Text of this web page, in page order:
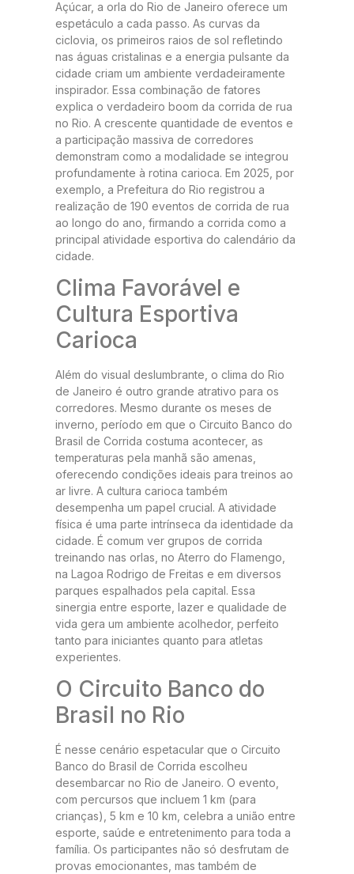
Açúcar, a orla do Rio de Janeiro oferece um
espetáculo a cada passo. As curvas da
ciclovia, os primeiros raios de sol refletindo
nas águas cristalinas e a energia pulsante da
cidade criam um ambiente verdadeiramente
inspirador. Essa combinação de fatores
explica o verdadeiro boom da corrida de rua
no Rio. A crescente quantidade de eventos e
a participação massiva de corredores
demonstram como a modalidade se integrou
profundamente à rotina carioca. Em 2025, por
exemplo, a Prefeitura do Rio registrou a
realização de 190 eventos de corrida de rua
ao longo do ano, firmando a corrida como a
principal atividade esportiva do calendário da
cidade.
Clima Favorável e
Cultura Esportiva
Carioca
Além do visual deslumbrante, o clima do Rio
de Janeiro é outro grande atrativo para os
corredores. Mesmo durante os meses de
inverno, período em que o Circuito Banco do
Brasil de Corrida costuma acontecer, as
temperaturas pela manhã são amenas,
oferecendo condições ideais para treinos ao
ar livre. A cultura carioca também
desempenha um papel crucial. A atividade
física é uma parte intrínseca da identidade da
cidade. É comum ver grupos de corrida
treinando nas orlas, no Aterro do Flamengo,
na Lagoa Rodrigo de Freitas e em diversos
parques espalhados pela capital. Essa
sinergia entre esporte, lazer e qualidade de
vida gera um ambiente acolhedor, perfeito
tanto para iniciantes quanto para atletas
experientes.
O Circuito Banco do
Brasil no Rio
É nesse cenário espetacular que o Circuito
Banco do Brasil de Corrida escolheu
desembarcar no Rio de Janeiro. O evento,
com percursos que incluem 1 km (para
crianças), 5 km e 10 km, celebra a união entre
esporte, saúde e entretenimento para toda a
família. Os participantes não só desfrutam de
provas emocionantes, mas também de